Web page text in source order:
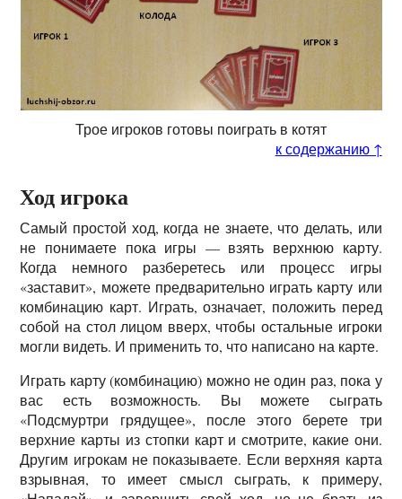
Трое игроков готовы поиграть в котят
к содержанию ↑
Ход игрока
Самый простой ход, когда не знаете, что делать, или
не понимаете пока игры — взять верхнюю карту.
Когда немного разберетесь или процесс игры
«заставит», можете предварительно играть карту или
комбинацию карт. Играть, означает, положить перед
собой на стол лицом вверх, чтобы остальные игроки
могли видеть. И применить то, что написано на карте.
Играть карту (комбинацию) можно не один раз, пока у
вас есть возможность. Вы можете сыграть
«Подсмуртри грядущее», после этого берете три
верхние карты из стопки карт и смотрите, какие они.
Другим игрокам не показываете. Если верхняя карта
взрывная, то имеет смысл сыграть, к примеру,